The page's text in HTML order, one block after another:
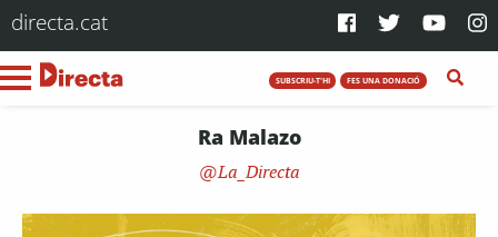
directa.cat
SUBSCRIU-T'HI FES UNA DONACIÓ
Ra Malazo
La_Directa